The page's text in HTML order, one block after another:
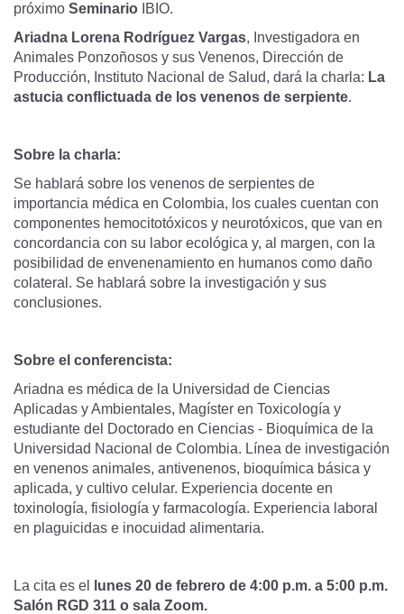
próximo Seminario IBIO.
Ariadna Lorena Rodríguez Vargas, Investigadora en
Animales Ponzoñosos y sus Venenos, Dirección de
Producción, Instituto Nacional de Salud, dará la charla: La
astucia conflictuada de los venenos de serpiente.
Sobre la charla:
Se hablará sobre los venenos de serpientes de
importancia médica en Colombia, los cuales cuentan con
componentes hemocitotóxicos y neurotóxicos, que van en
concordancia con su labor ecológica y, al margen, con la
posibilidad de envenenamiento en humanos como daño
colateral. Se hablará sobre la investigación y sus
conclusiones.
Sobre el conferencista:
Ariadna es médica de la Universidad de Ciencias
Aplicadas y Ambientales, Magíster en Toxicología y
estudiante del Doctorado en Ciencias - Bioquímica de la
Universidad Nacional de Colombia. Línea de investigación
en venenos animales, antivenenos, bioquímica básica y
aplicada, y cultivo celular. Experiencia docente en
toxinología, fisiología y farmacología. Experiencia laboral
en plaguicidas e inocuidad alimentaria.
La cita es el
lunes 20 de febrero de 4:00 p.m. a 5:00 p.m.
Salón RGD 311 o sala Zoom.